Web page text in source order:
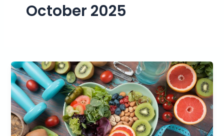
October 2025